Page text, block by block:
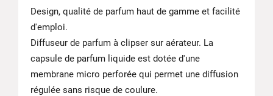
Design, qualité de parfum haut de gamme et facilité
d'emploi.
Diffuseur de parfum à clipser sur aérateur. La
capsule de parfum liquide est dotée d'une
membrane micro perforée qui permet une diffusion
régulée sans risque de coulure.